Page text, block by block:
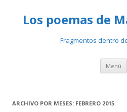
Los poemas de
Fragmentos dentro
Menú Ir
ARCHIVO POR MESES: FEBRERO 2015